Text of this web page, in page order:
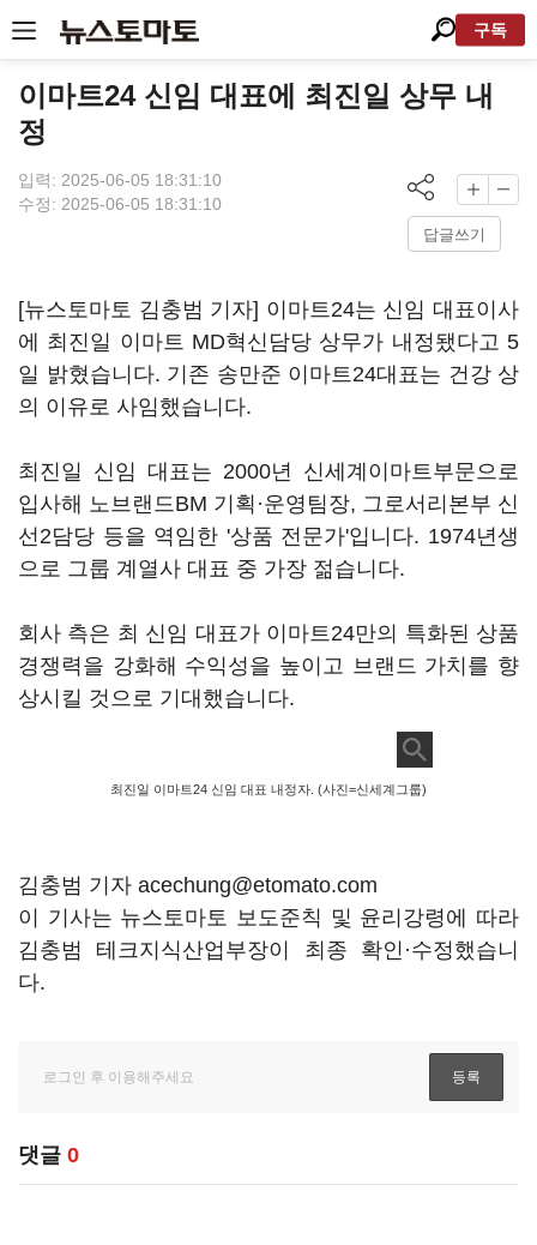
구독
이마트24 신임 대표에 최진일 상무 내
정
입력: 2025-06-05 18:31:10
수정: 2025-06-05 18:31:10
답글쓰기
[뉴스토마토 김충범 기자] 이마트24는 신임 대표이사
에 최진일 이마트 MD혁신담당 상무가 내정됐다고 5
일 밝혔습니다. 기존 송만준 이마트24대표는 건강 상
의 이유로 사임했습니다.
최진일 신임 대표는 2000년 신세계이마트부문으로
입사해 노브랜드BM 기획·운영팀장, 그로서리본부 신
선2담당 등을 역임한 '상품 전문가'입니다. 1974년생
으로 그룹 계열사 대표 중 가장 젊습니다.
회사 측은 최 신임 대표가 이마트24만의 특화된 상품
경쟁력을 강화해 수익성을 높이고 브랜드 가치를 향
상시킬 것으로 기대했습니다.
최진일 이마트24 신임 대표 내정자. (사진=신세계그룹)
김충범 기자 acechung@etomato.com
이 기사는 뉴스토마토 보도준칙 및 윤리강령에 따라
김충범 테크지식산업부장이 최종 확인·수정했습니
다.
댓글 0